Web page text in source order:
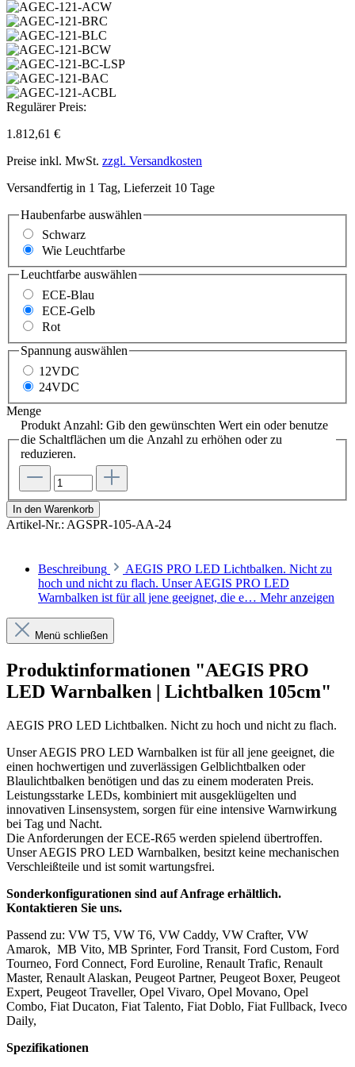
Regulärer Preis:
1.812,61 €
Preise inkl. MwSt. zzgl. Versandkosten
Versandfertig in 1 Tag, Lieferzeit 10 Tage
Haubenfarbe auswählen
Schwarz
Wie Leuchtfarbe
Leuchtfarbe auswählen
ECE-Blau
ECE-Gelb
Rot
Spannung auswählen
12VDC
24VDC
Menge
Produkt Anzahl: Gib den gewünschten Wert ein oder benutze
die Schaltflächen um die Anzahl zu erhöhen oder zu
reduzieren.
In den Warenkorb
Artikel-Nr.: AGSPR-105-AA-24
Beschreibung
AEGIS PRO LED Lichtbalken. Nicht zu
hoch und nicht zu flach. Unser AEGIS PRO LED
Warnbalken ist für all jene geeignet, die e… Mehr anzeigen
Menü schließen
Produktinformationen "AEGIS PRO
LED Warnbalken | Lichtbalken 105cm"
AEGIS PRO LED Lichtbalken. Nicht zu hoch und nicht zu flach.
Unser AEGIS PRO LED Warnbalken ist für all jene geeignet, die
einen hochwertigen und zuverlässigen Gelblichtbalken oder
Blaulichtbalken benötigen und das zu einem moderaten Preis.
Leistungsstarke LEDs, kombiniert mit ausgeklügelten und
innovativen Linsensystem, sorgen für eine intensive Warnwirkung
bei Tag und Nacht.
Die Anforderungen der ECE-R65 werden spielend übertroffen.
Unser AEGIS PRO LED Warnbalken, besitzt keine mechanischen
Verschleißteile und ist somit wartungsfrei.
Sonderkonfigurationen sind auf Anfrage erhältlich.
Kontaktieren Sie uns.
Passend zu: VW T5, VW T6, VW Caddy, VW Crafter, VW
Amarok, MB Vito, MB Sprinter, Ford Transit, Ford Custom, Ford
Tourneo, Ford Connect, Ford Euroline, Renault Trafic, Renault
Master, Renault Alaskan, Peugeot Partner, Peugeot Boxer, Peugeot
Expert, Peugeot Traveller, Opel Vivaro, Opel Movano, Opel
Combo, Fiat Ducaton, Fiat Talento, Fiat Doblo, Fiat Fullback, Iveco
Daily,
Spezifikationen